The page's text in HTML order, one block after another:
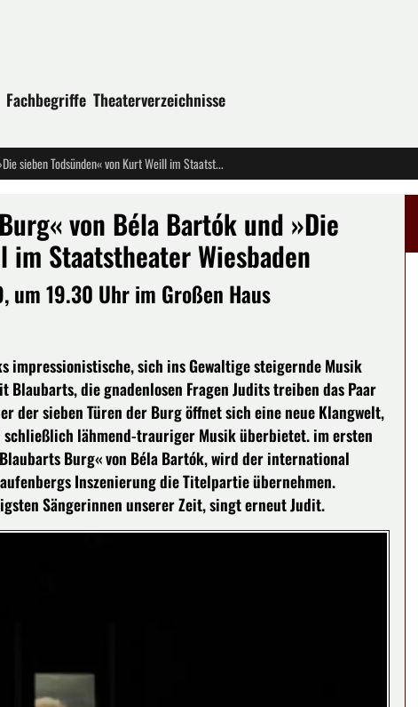
Fachbegriffe Theaterverzeichnisse
Doppelabend »Herzog Blaubarts Burg« von Béla Bartók und »Die sieben Todsünden« von Kurt Weill im Staatstheater Wiesbaden
von Béla Bartók und »Die
im Staatstheater Wiesbaden
um 19.30 Uhr im Großen Haus
impressionistische, sich ins Gewaltige steigernde Musik
die gnadenlosen Fragen Judits treiben das Paar
der sieben Türen der Burg öffnet sich eine neue Klangwelt,
lähmend-trauriger Musik überbietet. im ersten
Burg« von Béla Bartók, wird der international
Inszenierung die Titelpartie übernehmen.
Sängerinnen unserer Zeit, singt erneut Judit.